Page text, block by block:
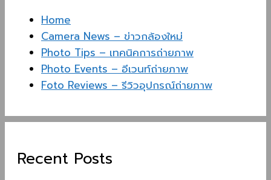
Home
Camera News – ข่าวกล้องใหม่
Photo Tips – เทคนิคการถ่ายภาพ
Photo Events – อีเวนท์ถ่ายภาพ
Foto Reviews – รีวิวอุปกรณ์ถ่ายภาพ
Recent Posts